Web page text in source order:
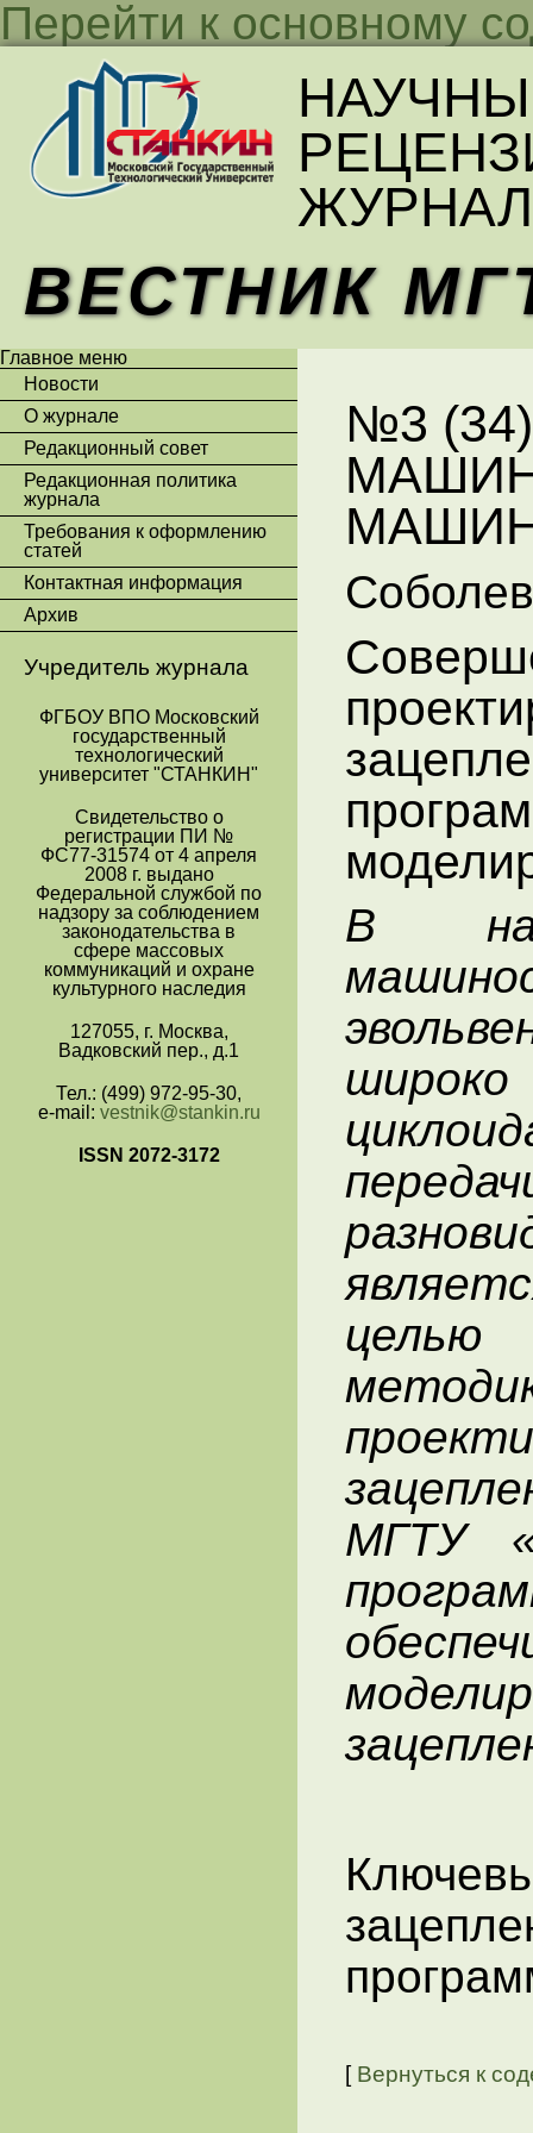
Перейти к основному
ЖУРНАЛ
ВЕСТНИК
Главное меню
Новости
О журнале
Редакционный совет
Редакционная политика
журнала
Требования к оформлению
статей
Контактная информация
Архив
Учредитель журнала
ФГБОУ ВПО Московский
государственный
технологический
университет "СТАНКИН"
Свидетельство о
регистрации ПИ №
ФС77-31574 от 4 апреля
2008 г. выдано
Федеральной службой по
надзору за соблюдением
законодательства в
сфере массовых
коммуникаций и охране
культурного наследия
127055, г. Москва,
Вадковский пер., д.1
Тел.: (499) 972-95-30,
e-mail: vestnik@stankin.ru
ISSN 2072-3172
№3
В
целью
МГТУ
[ Вернуться к